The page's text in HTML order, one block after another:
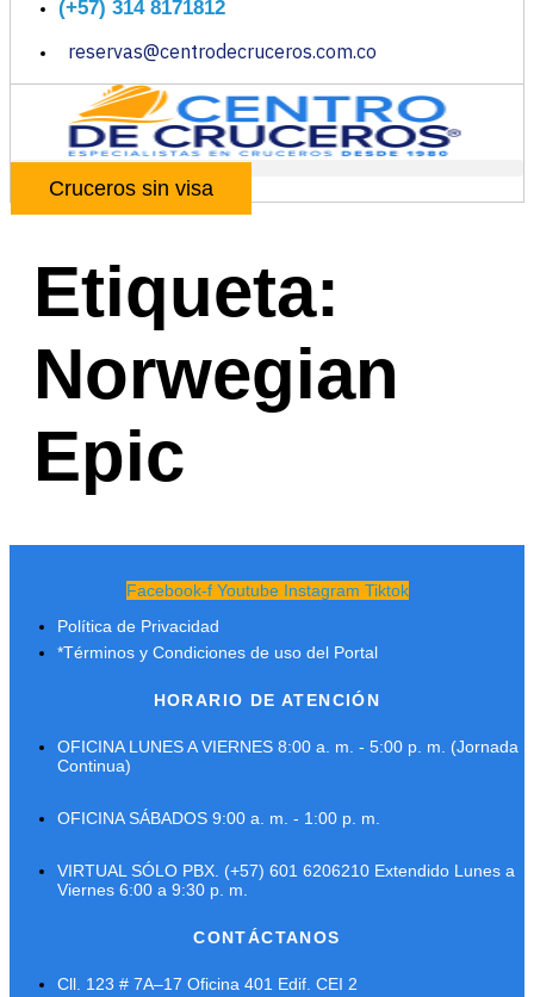
(+57) 314 8171812
reservas@centrodecruceros.com.co
Cruceros sin visa
Etiqueta:
Norwegian
Epic
Facebook-f Youtube Instagram Tiktok
Política de Privacidad
*Términos y Condiciones de uso del Portal
HORARIO DE ATENCIÓN
OFICINA LUNES A VIERNES 8:00 a. m. - 5:00 p. m. (Jornada
Continua)
OFICINA SÁBADOS 9:00 a. m. - 1:00 p. m.
VIRTUAL SÓLO PBX. (+57) 601 6206210 Extendido Lunes a
Viernes 6:00 a 9:30 p. m.
CONTÁCTANOS
Cll. 123 # 7A–17 Oficina 401 Edif. CEI 2